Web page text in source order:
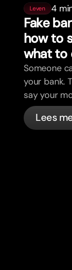
Leven 4
Fake
how to
what to
Someone
your bank.
say your
actually
Lees